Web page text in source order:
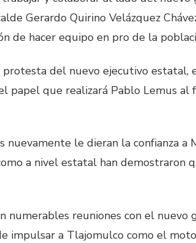
Gerardo Quirino Velázquez
de hacer equipo en pro de la
del nuevo ejecutivo estatal,
papel que realizará Pablo Lemus al
nuevamente le dieran la confianza a
a nivel estatal han demostraron
numerables reuniones con el nuevo
impulsar a Tlajomulco como el